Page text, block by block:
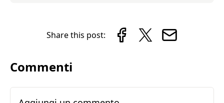
Share this post:
Commenti